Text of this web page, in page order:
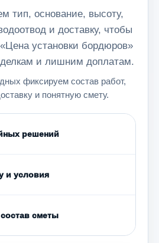
тип, основание, высоту,
и доставку, чтобы
установки бордюров»
и лишним доплатам.
фиксируем состав работ,
и понятную смету.
решений
и условия
сметы